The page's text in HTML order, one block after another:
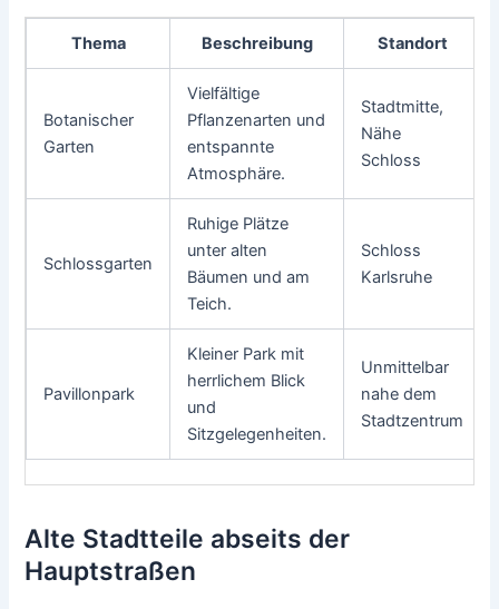
Thema Beschreibung Standort
Botanischer
Garten
Vielfältige
Pflanzenarten und
entspannte
Atmosphäre.
Stadtmitte,
Nähe
Schloss
Schlossgarten
Ruhige Plätze
unter alten
Bäumen und am
Teich.
Schloss
Karlsruhe
Pavillonpark
Kleiner Park mit
herrlichem Blick
und
Sitzgelegenheiten.
Unmittelbar
nahe dem
Stadtzentrum
Alte Stadtteile abseits der
Hauptstraßen